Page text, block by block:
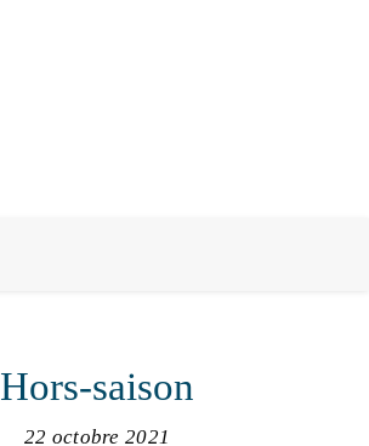
Hors-saison
22 octobre 2021